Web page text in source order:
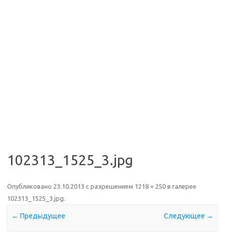
102313_1525_3.jpg
Опубликовано 23.10.2013 с разрешением 1218 × 250 в галерее
102313_1525_3.jpg.
← Предыдущее Следующее →